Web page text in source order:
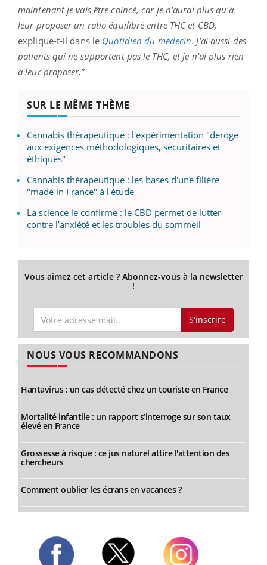
maintenant je vais être coincé, car je n'aurai plus qu'à
leur proposer un ratio équilibré entre THC et CBD,
explique-t-il dans le Quotidien du médecin. J'ai aussi des
patients qui ne supportent pas le THC, et je n'ai plus rien
à leur proposer.”
SUR LE MÊME THÈME
Cannabis thérapeutique : l'expérimentation "déroge
aux exigences méthodologiques, sécuritaires et
éthiques"
Cannabis thérapeutique : les bases d'une filière
"made in France" à l'étude
La science le confirme : le CBD permet de lutter
contre l’anxiété et les troubles du sommeil
Vous aimez cet article ? Abonnez-vous à la newsletter
!
S'inscrire
NOUS VOUS RECOMMANDONS
Hantavirus : un cas détecté chez un touriste en France
Mortalité infantile : un rapport s’interroge sur son taux
élevé en France
Grossesse à risque : ce jus naturel attire l'attention des
chercheurs
Comment oublier les écrans en vacances ?